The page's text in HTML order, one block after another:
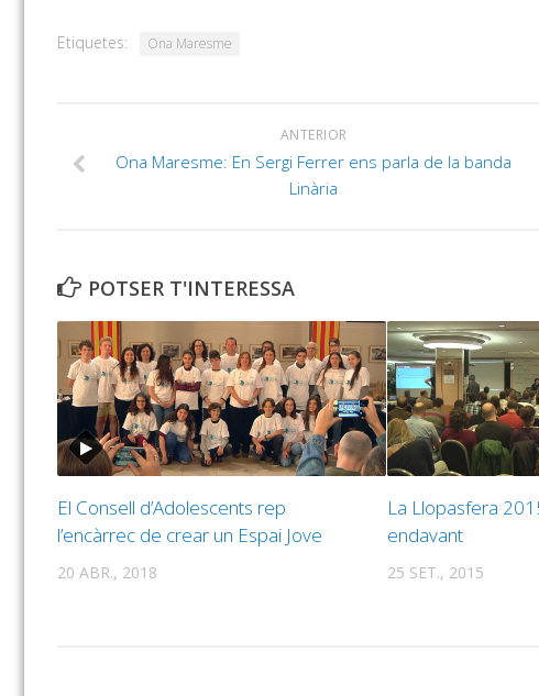
Etiquetes: Ona Maresme
ANTERIOR
Ona Maresme: En Sergi Ferrer ens parla de la banda
Linària
POTSER T'INTERESSA
El Consell d’Adolescents rep
l’encàrrec de crear un Espai Jove
20 ABR., 2018
La Llopasfera
endavant
25 SET., 2015